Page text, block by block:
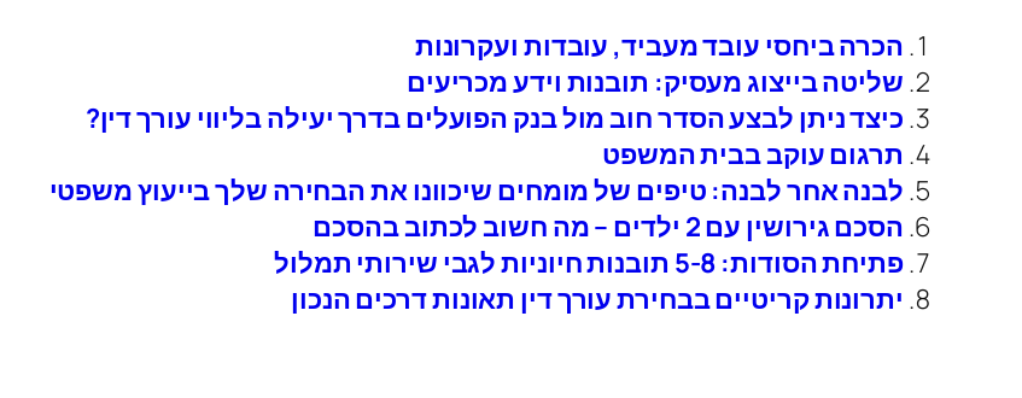
הכרה ביחסי עובד מעביד, עובדות ועקרונות
שליטה בייצוג מעסיק: תובנות וידע מכריעים
כיצד ניתן לבצע הסדר חוב מול בנק הפועלים בדרך יעילה בליווי עורך דין?
תרגום עוקב בבית המשפט
לבנה אחר לבנה: טיפים של מומחים שיכוונו את הבחירה שלך בייעוץ משפטי
הסכם גירושין עם 2 ילדים – מה חשוב לכתוב בהסכם
פתיחת הסודות: 5-8 תובנות חיוניות לגבי שירותי תמלול
יתרונות קריטיים בבחירת עורך דין תאונות דרכים הנכון